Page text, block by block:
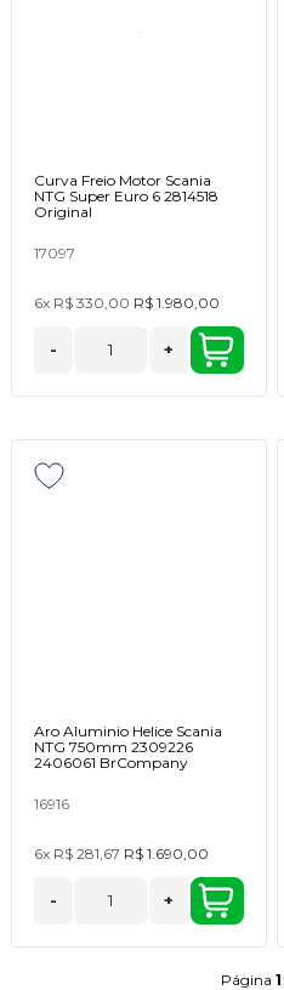
Curva Freio Motor Scania
NTG Super Euro 6 2814518
Original
17097
6x R$ 330,00 R$ 1.980,00
- +
Aro Aluminio Helice Scania
NTG 750mm 2309226
2406061 BrCompany
16916
6x R$ 281,67 R$ 1.690,00
- +
Página1